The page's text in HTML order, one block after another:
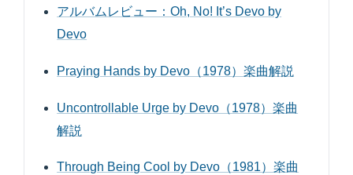
アルバムレビュー：Oh, No! It’s Devo by
Devo
Praying Hands by Devo（1978）楽曲解説
Uncontrollable Urge by Devo（1978）楽曲
解説
Through Being Cool by Devo（1981）楽曲